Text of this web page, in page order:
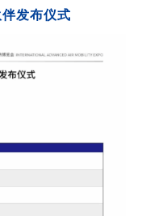
发布仪式